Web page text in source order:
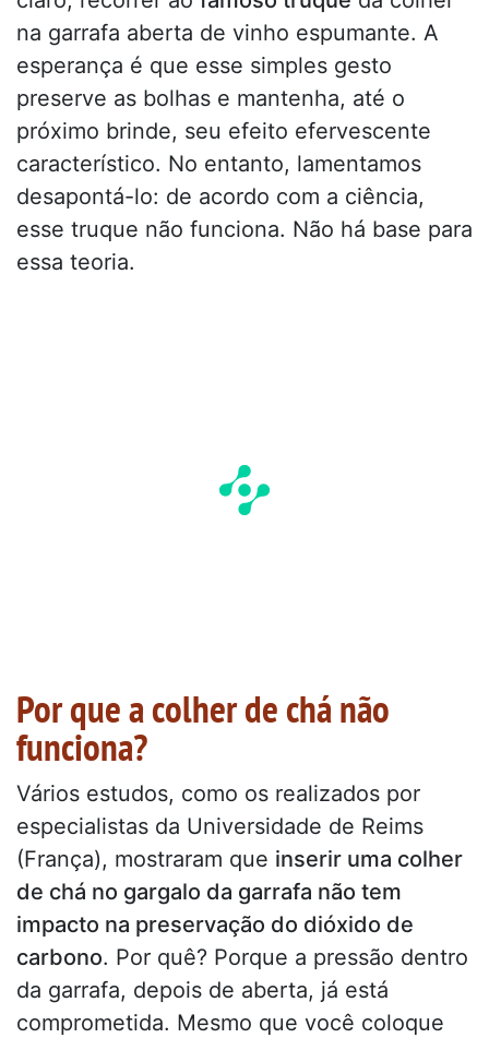
na garrafa aberta de vinho espumante. A
esperança é que esse simples gesto
preserve as bolhas e mantenha, até o
próximo brinde, seu efeito efervescente
característico. No entanto, lamentamos
desapontá-lo: de acordo com a ciência,
esse truque não funciona. Não há base para
essa teoria.
Por que a colher de chá não
funciona?
Vários estudos, como os realizados por
especialistas da Universidade de Reims
(França), mostraram que inserir uma colher
de chá no gargalo da garrafa não tem
impacto na preservação do dióxido de
carbono. Por quê? Porque a pressão dentro
da garrafa, depois de aberta, já está
comprometida. Mesmo que você coloque